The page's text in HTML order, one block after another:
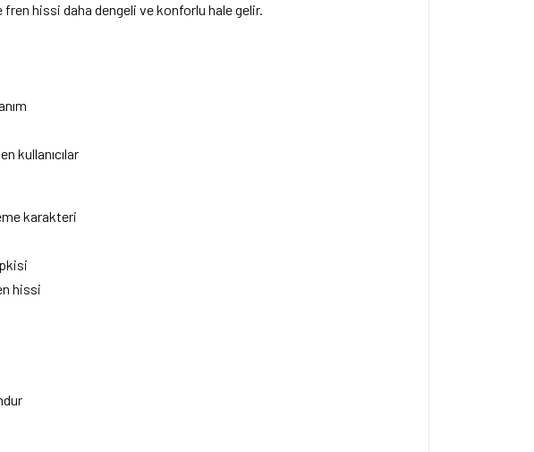
hissi daha dengeli ve konforlu hale gelir.
kullanıcılar
karakteri
hissi